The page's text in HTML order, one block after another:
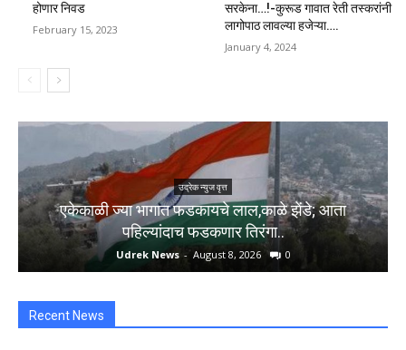
होणार निवड
February 15, 2023
सरकेना…!-कुरूड गावात रेती तस्करांनी
लागोपाठ लावल्या हजेऱ्या….
January 4, 2024
उद्रेक न्युज वृत्त
एकेकाळी ज्या भागात फडकायचे लाल,काळे झेंडे; आता
पहिल्यांदाच फडकणार तिरंगा..
Udrek News - August 8, 2026 0
Recent News